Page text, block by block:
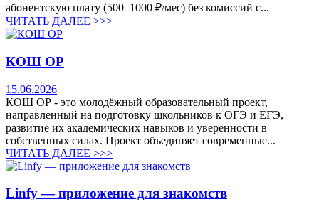
абонентскую плату (500–1000 ₽/мес) без комиссий с...
ЧИТАТЬ ДАЛЕЕ >>>
КОШ ОР
15.06.2026
КОШ ОР - это молодёжный образовательный проект,
направленный на подготовку школьников к ОГЭ и ЕГЭ,
развитие их академических навыков и уверенности в
собственных силах. Проект объединяет современные...
ЧИТАТЬ ДАЛЕЕ >>>
Linfy — приложение для знакомств